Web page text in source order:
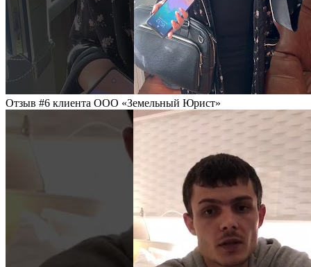
Отзыв #6 клиента ООО «Земельный Юрист»